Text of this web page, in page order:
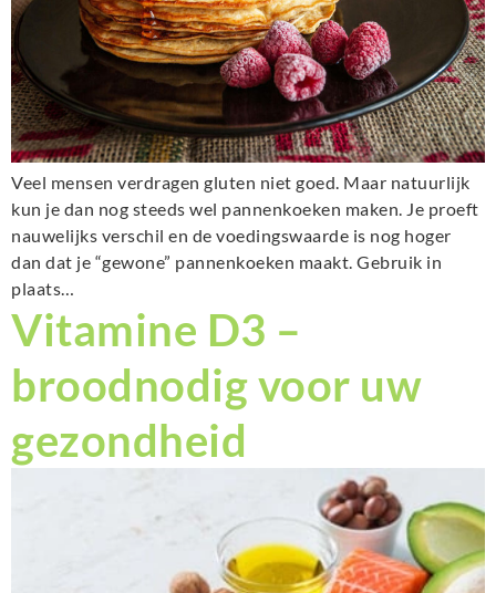
Veel mensen verdragen gluten niet goed. Maar natuurlijk
kun je dan nog steeds wel pannenkoeken maken. Je proeft
nauwelijks verschil en de voedingswaarde is nog hoger
dan dat je “gewone” pannenkoeken maakt. Gebruik in
plaats…
Vitamine D3 –
broodnodig voor uw
gezondheid